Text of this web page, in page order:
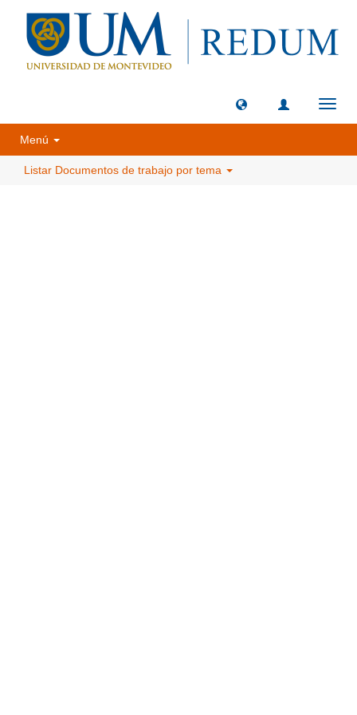
Menú
Listar Documentos de trabajo por tema